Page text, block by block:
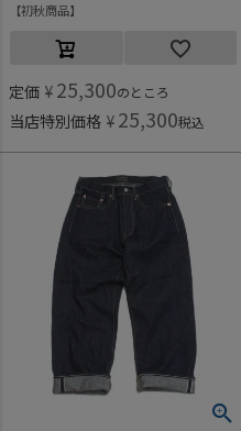
初秋商品
定価 ¥ 25,300のところ
当店特別価格 ¥ 25,300税込